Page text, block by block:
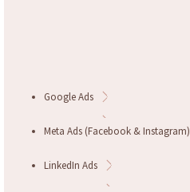
Google Ads
Meta Ads (Facebook & Instagram)
LinkedIn Ads